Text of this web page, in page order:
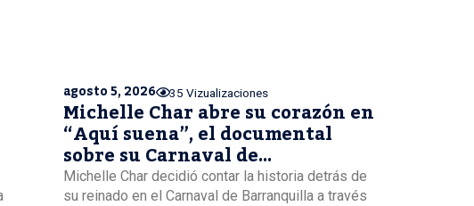
agosto 5, 2026 35 Vizualizaciones
Michelle Char abre su corazón en
“Aquí suena”, el documental
sobre su Carnaval de
Barranquilla
Michelle Char decidió contar la historia detrás de
su reinado en el Carnaval de Barranquilla a través